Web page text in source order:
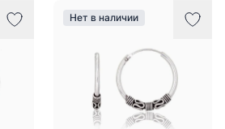
Нет в наличии